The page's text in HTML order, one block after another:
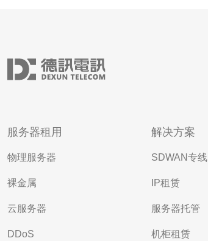
服务器租用
物理服务器
裸金属
云服务器
DDoS
解决方案
SDWAN专线
IP租赁
服务器托管
机柜租赁